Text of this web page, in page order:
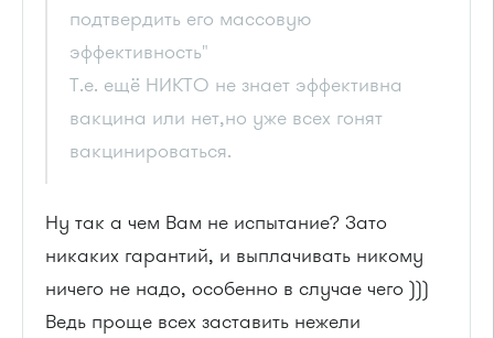
подтвердить его массовую
эффективность"
Т.е. ещё НИКТО не знает эффективна
вакцина или нет,но уже всех гонят
вакцинироваться.
Ну так а чем Вам не испытание? Зато
никаких гарантий, и выплачивать никому
ничего не надо, особенно в случае чего )))
Ведь проще всех заставить нежели